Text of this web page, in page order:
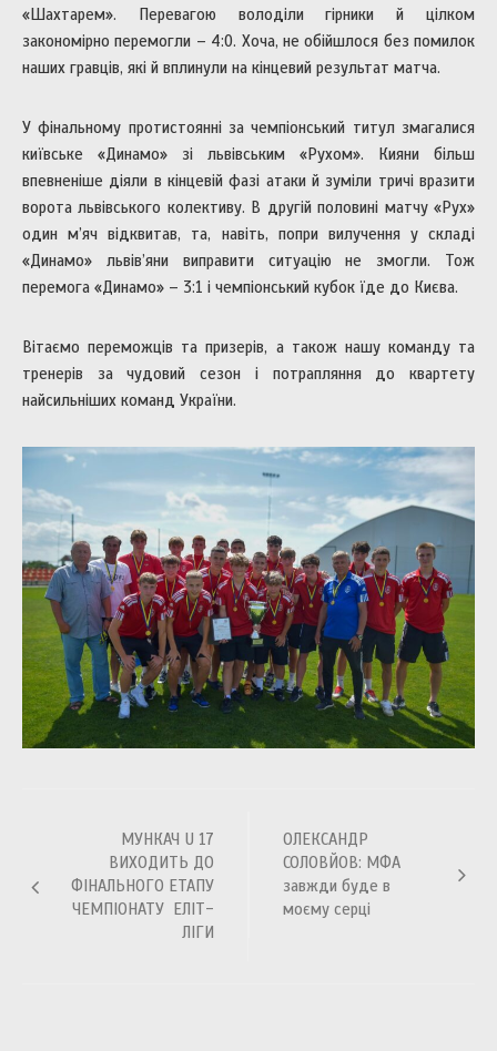
«Шахтарем». Перевагою володіли гірники й цілком
закономірно перемогли – 4:0. Хоча, не обійшлося без помилок
наших гравців, які й вплинули на кінцевий результат матча.
У фінальному протистоянні за чемпіонський титул змагалися
київське «Динамо» зі львівським «Рухом». Кияни більш
впевненіше діяли в кінцевій фазі атаки й зуміли тричі вразити
ворота львівського колективу. В другій половині матчу «Рух»
один м’яч відквитав, та, навіть, попри вилучення у складі
«Динамо» львів’яни виправити ситуацію не змогли. Тож
перемога «Динамо» – 3:1 і чемпіонський кубок їде до Києва.
Вітаємо переможців та призерів, а також нашу команду та
тренерів за чудовий сезон і потрапляння до квартету
найсильніших команд України.
записівМУНКАЧ U 17
ВИХОДИТЬ ДО
ФІНАЛЬНОГО ЕТАПУ
ЧЕМПІОНАТУ ЕЛІТ-
ЛІГИ
ОЛЕКСАНДР
СОЛОВЙОВ: МФА
завжди буде в
моєму серці